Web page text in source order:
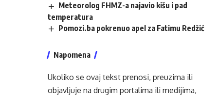
Meteorolog FHMZ-a najavio kišu i pad
temperatura
Pomozi.ba pokrenuo apel za Fatimu Redžić
Napomena
Ukoliko se ovaj tekst prenosi, preuzima ili
objavljuje na drugim portalima ili medijima,